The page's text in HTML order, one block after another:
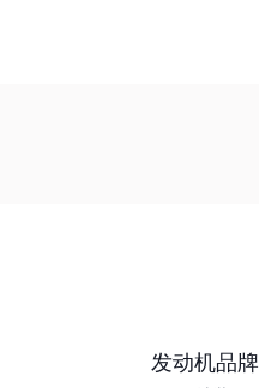
发动机品牌